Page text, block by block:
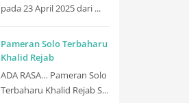
pada 23 April 2025 dari ...
Pameran Solo Terbaharu
Khalid Rejab
ADA RASA… Pameran Solo
Terbaharu Khalid Rejab S...